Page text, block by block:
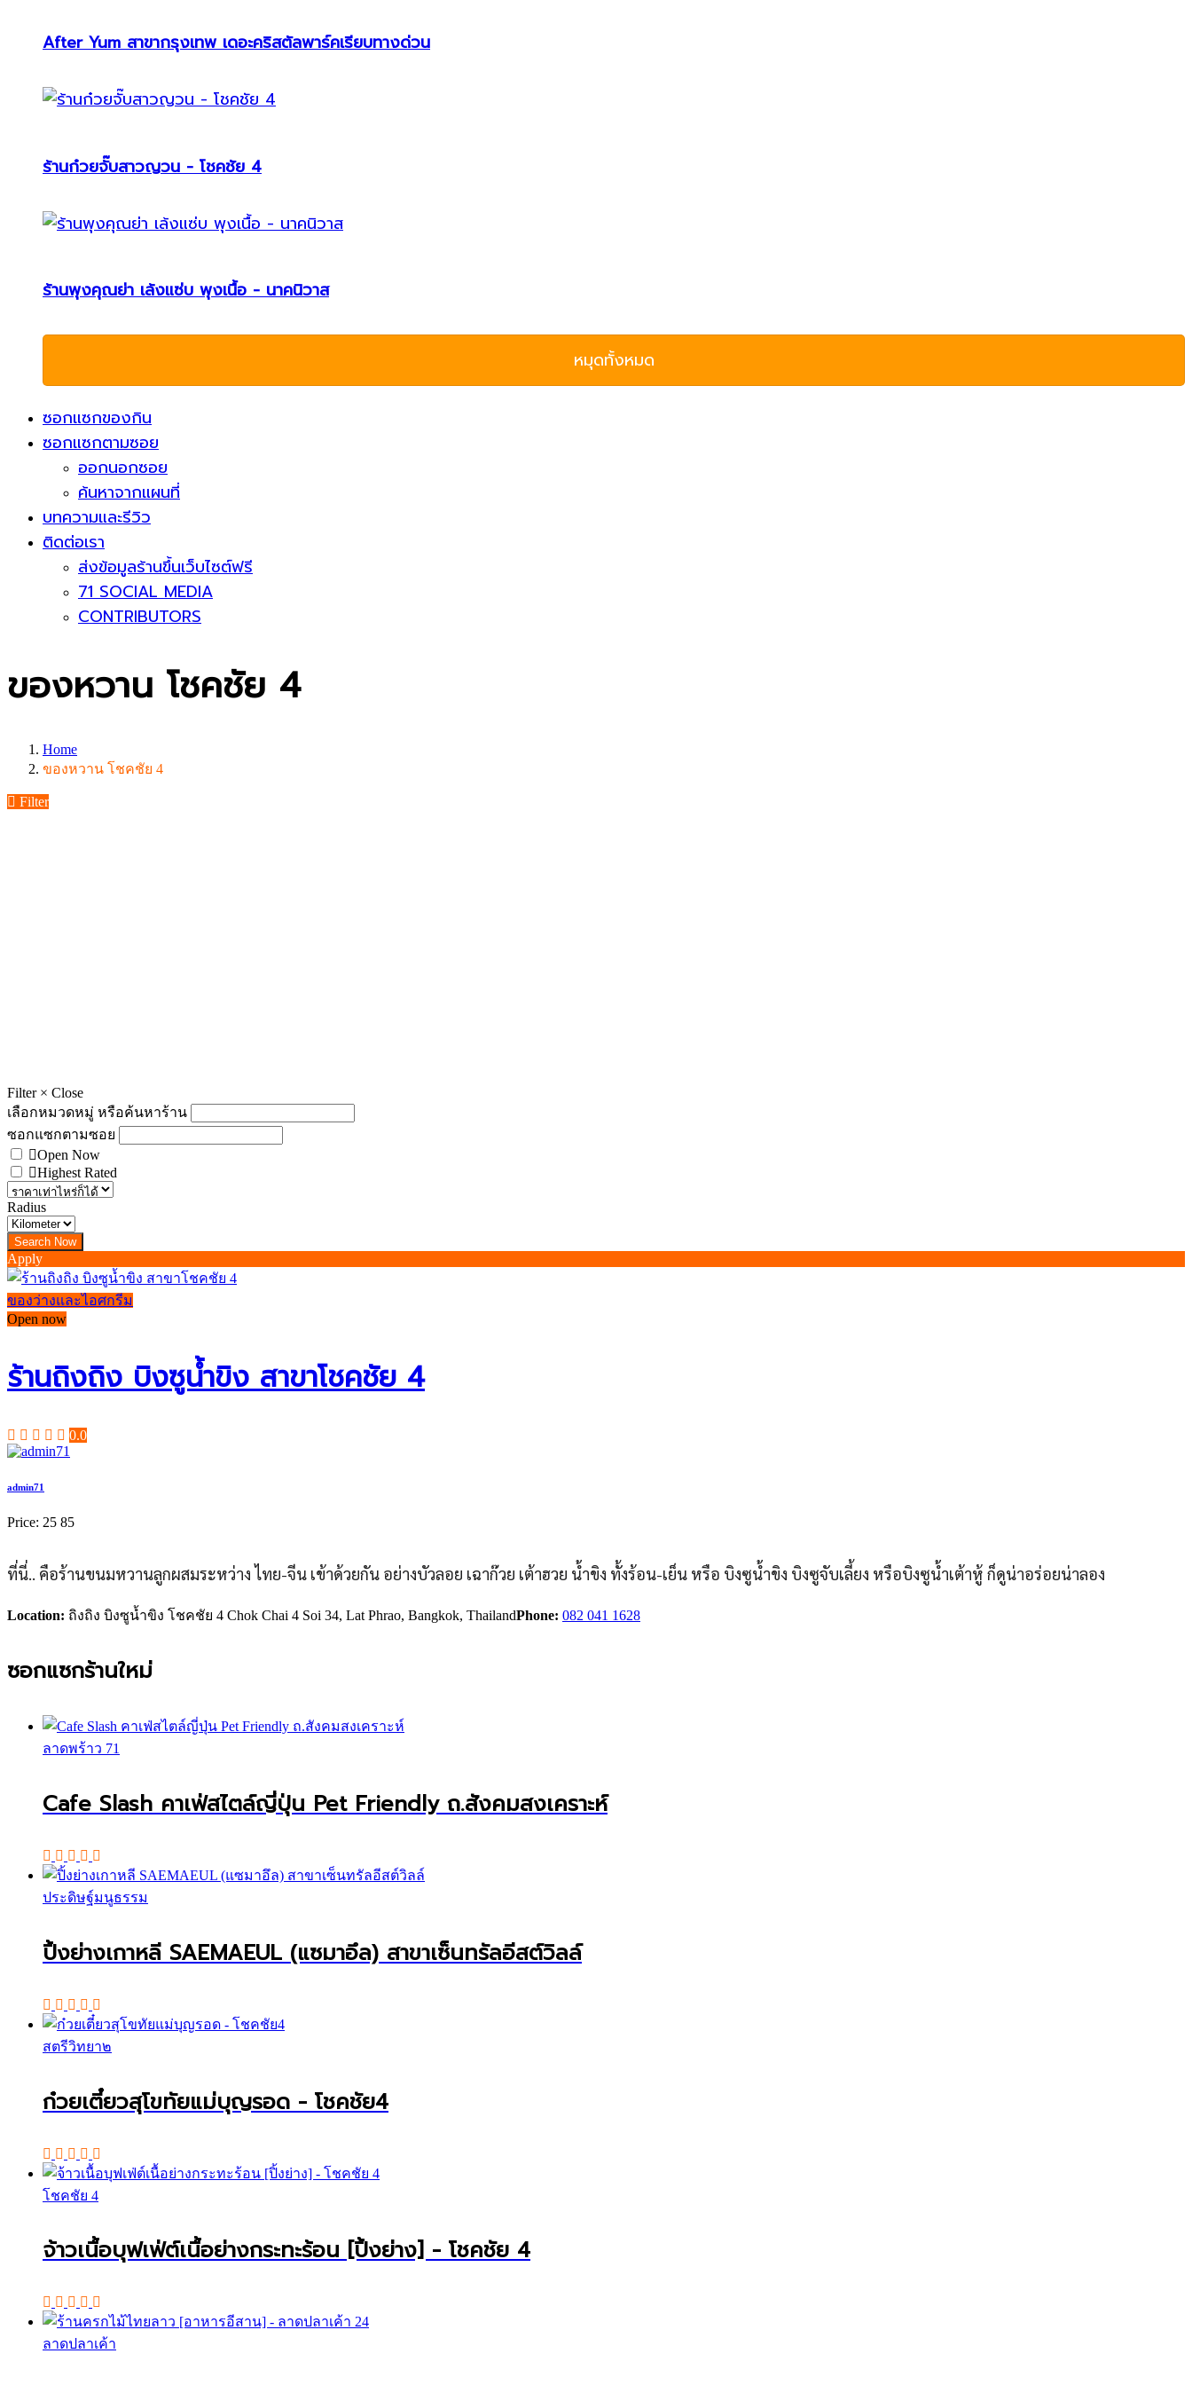
After Yum สาขากรุงเทพ เดอะคริสตัลพาร์คเรียบทางด่วน
ร้านก๋วยจั๊บสาวญวน - โชคชัย 4
ร้านพุงคุณย่า เล้งแซ่บ พุงเนื้อ - นาคนิวาส
หมุดทั้งหมด
ซอกแซกของกิน
ซอกแซกตามซอย
ออกนอกซอย
ค้นหาจากแผนที่
บทความและรีวิว
ติดต่อเรา
ส่งข้อมูลร้านขึ้นเว็บไซต์ฟรี
71 SOCIAL MEDIA
CONTRIBUTORS
ของหวาน โชคชัย 4
Home
ของหวาน โชคชัย 4
Filter
Filter × Close
เลือกหมวดหมู่ หรือค้นหาร้าน
ซอกแซกตามซอย
Open Now
Highest Rated
Radius
Apply
ของว่างและไอศกรีม
Open now
ร้านถิงถิง บิงซูน้ำขิง สาขาโชคชัย 4
0.0
admin71
Price: 25 85
ที่นี่.. คือร้านขนมหวานลูกผสมระหว่าง ไทย-จีน เข้าด้วยกัน อย่างบัวลอย เฉาก๊วย เต้าฮวย น้ำขิง ทั้งร้อน-เย็น หรือ บิงซูน้ำขิง บิงซูจับเลี้ยง หรือบิงซูน้ำเต้าหู้ ก็ดูน่าอร่อยน่าลอง
Location: ถิงถิง บิงซูน้ำขิง โชคชัย 4 Chok Chai 4 Soi 34, Lat Phrao, Bangkok, ThailandPhone: 082 041 1628
ซอกแซกร้านใหม่
ลาดพร้าว 71
Cafe Slash คาเฟ่สไตล์ญี่ปุ่น Pet Friendly ถ.สังคมสงเคราะห์
ประดิษฐ์มนูธรรม
ปิ้งย่างเกาหลี SAEMAEUL (แซมาอึล) สาขาเซ็นทรัลอีสต์วิลล์
สตรีวิทยา๒
ก๋วยเตี๋ยวสุโขทัยแม่บุญรอด - โชคชัย4
โชคชัย 4
จ้าวเนื้อบุฟเฟ่ต์เนื้อย่างกระทะร้อน [ปิ้งย่าง] - โชคชัย 4
ลาดปลาเค้า